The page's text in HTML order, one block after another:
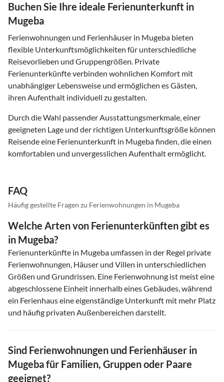
Buchen Sie Ihre ideale Ferienunterkunft in
Mugeba
Ferienwohnungen und Ferienhäuser in Mugeba bieten
flexible Unterkunftsmöglichkeiten für unterschiedliche
Reisevorlieben und Gruppengrößen. Private
Ferienunterkünfte verbinden wohnlichen Komfort mit
unabhängiger Lebensweise und ermöglichen es Gästen,
ihren Aufenthalt individuell zu gestalten.
Durch die Wahl passender Ausstattungsmerkmale, einer
geeigneten Lage und der richtigen Unterkunftsgröße können
Reisende eine Ferienunterkunft in Mugeba finden, die einen
komfortablen und unvergesslichen Aufenthalt ermöglicht.
FAQ
Häufig gestellte Fragen zu Ferienwohnungen in Mugeba
Welche Arten von Ferienunterkünften gibt es
in Mugeba?
Ferienunterkünfte in Mugeba umfassen in der Regel private
Ferienwohnungen, Häuser und Villen in unterschiedlichen
Größen und Grundrissen. Eine Ferienwohnung ist meist eine
abgeschlossene Einheit innerhalb eines Gebäudes, während
ein Ferienhaus eine eigenständige Unterkunft mit mehr Platz
und häufig privaten Außenbereichen darstellt.
Sind Ferienwohnungen und Ferienhäuser in
Mugeba für Familien, Gruppen oder Paare
geeignet?